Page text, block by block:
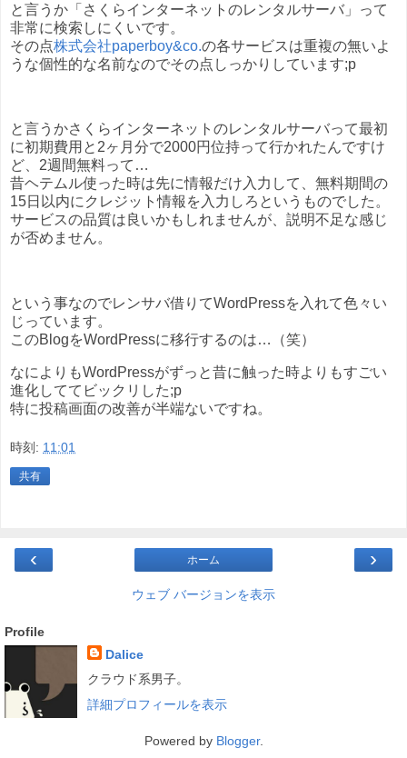
と言うか「さくらインターネットのレンタルサーバ」って
非常に検索しにくいです。
その点株式会社paperboy&co.の各サービスは重複の無いよ
うな個性的な名前なのでその点しっかりしています;p
と言うかさくらインターネットのレンタルサーバって最初
に初期費用と2ヶ月分で2000円位持って行かれたんですけ
ど、2週間無料って…
昔ヘテムル使った時は先に情報だけ入力して、無料期間の
15日以内にクレジット情報を入力しろというものでした。
サービスの品質は良いかもしれませんが、説明不足な感じ
が否めません。
という事なのでレンサバ借りてWordPressを入れて色々い
じっています。
このBlogをWordPressに移行するのは…（笑）
なによりもWordPressがずっと昔に触った時よりもすごい
進化しててビックリした;p
特に投稿画面の改善が半端ないですね。
時刻: 11:01
共有
‹ ›
ホーム
ウェブ バージョンを表示
Profile
Dalice
クラウド系男子。
詳細プロフィールを表示
Powered by Blogger.